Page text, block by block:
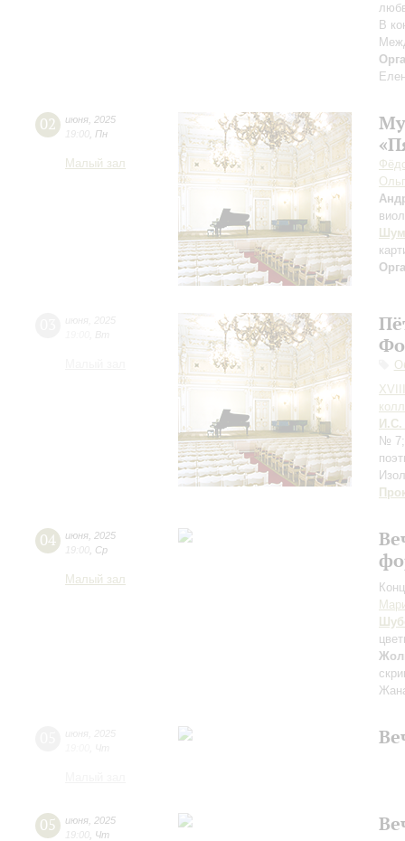
В
02 июня 2025
19:00 Пн
Малый зал
И.С.
№
04 июня 2025
19:00 Ср
Малый зал
05 июня 2025
19:00 Чт